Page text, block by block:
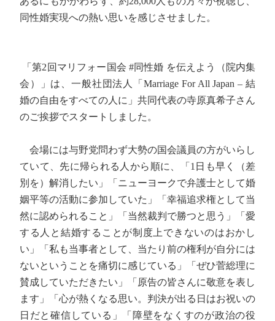
同性婚実現への熱い思いを感じさせました。
「第2回マリフォー国会 #同性婚 を伝えよう（院内集
会）」は、一般社団法人「Marriage For All Japan – 結
婚の自由をすべての人に」共同代表の寺原真希子さん
のご挨拶でスタートしました。
会場には与野党問わず大勢の国会議員の方がいらし
ていて、先に帰られる人から順に、「1日も早く（差
別を）解消したい」「ニューヨークで弁護士として婚
姻平等の活動に参加していた」「幸福追求権として当
然に認められること」「当然裁判で勝つと思う」「愛
する人と結婚することが制度上できないのはおかし
い」「私も当事者として、当たり前の権利が自分には
ないということを痛切に感じている」「ぜひ菅総理に
賛成していただきたい」「原告の皆さんに敬意を表し
ます」「心が熱くなる思い。判決が出る日はお祝いの
日だと確信している」「障壁をなくすのが政治の役